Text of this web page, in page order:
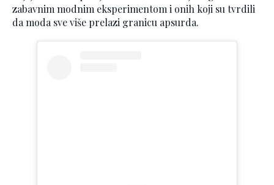
zabavnim modnim eksperimentom i onih koji su tvrdili
da moda sve više prelazi granicu apsurda.